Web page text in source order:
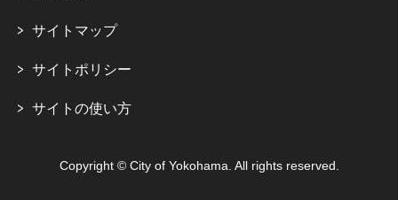
サイトマップ
サイトポリシー
サイトの使い方
Copyright © City of Yokohama. All rights reserved.